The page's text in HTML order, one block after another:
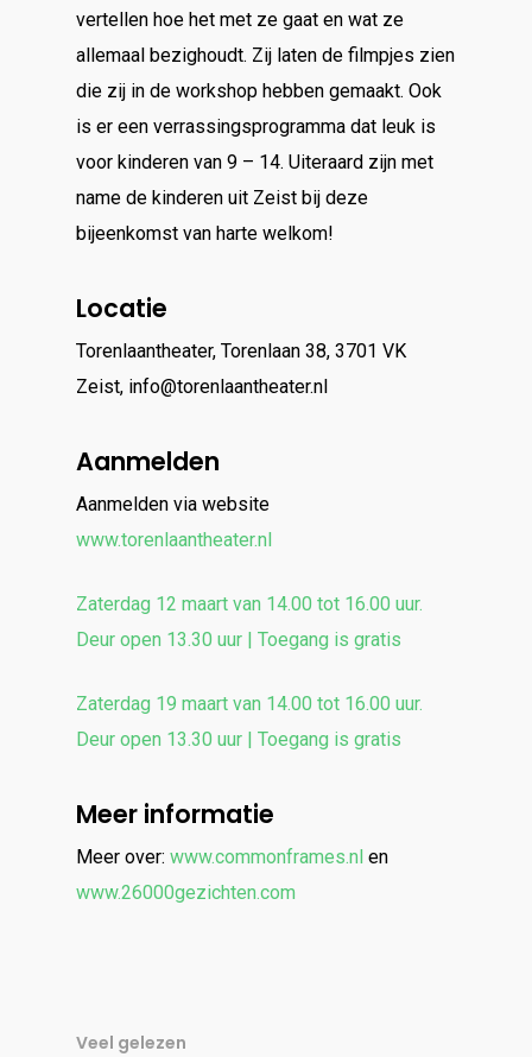
vertellen hoe het met ze gaat en wat ze
allemaal bezighoudt. Zij laten de filmpjes zien
die zij in de workshop hebben gemaakt. Ook
is er een verrassingsprogramma dat leuk is
voor kinderen van 9 – 14. Uiteraard zijn met
name de kinderen uit Zeist bij deze
bijeenkomst van harte welkom!
Locatie
Torenlaantheater, Torenlaan 38, 3701 VK
Zeist, info@torenlaantheater.nl
Aanmelden
Aanmelden via website
www.torenlaantheater.nl
Zaterdag 12 maart van 14.00 tot 16.00 uur.
Deur open 13.30 uur | Toegang is gratis
Zaterdag 19 maart van 14.00 tot 16.00 uur.
Deur open 13.30 uur | Toegang is gratis
Meer informatie
Meer over: www.commonframes.nl en
www.26000gezichten.com
Veel gelezen